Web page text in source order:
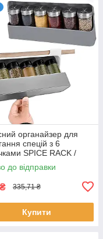
органайзер для
спецій з 6
SPICE RACK /
для приправ /
для спецій
до відправки
₴ 335,71 ₴
Купити